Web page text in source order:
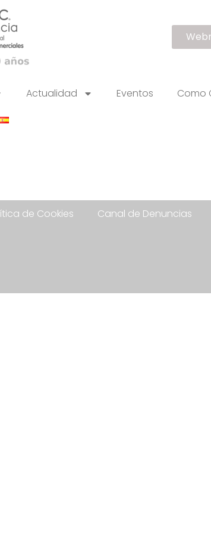
Actualidad Eventos
Como
de Cookies Canal de Denuncias